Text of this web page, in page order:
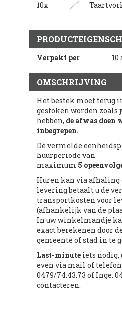
10x
Verpakt per 10
OMSCHRIJVING
Het bestek moet terug
gestoken worden zoals
hebben, de afwas doen
inbegrepen.
De vermelde
huurperiode van
maximum 5
Huren kan via afhaling
levering betaalt u de
transportkosten voor
(afhankelijk van de
In uw winkelmandje
exact berekenen door
gemeente of stad in te
Last-minute iets nodig,
even via mail of
0479/74.43.73 of Inge:
contacteren.